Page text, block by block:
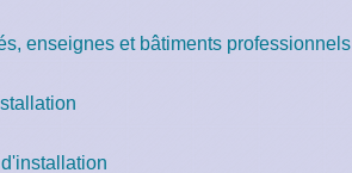
enseignes et bâtiments professionnels